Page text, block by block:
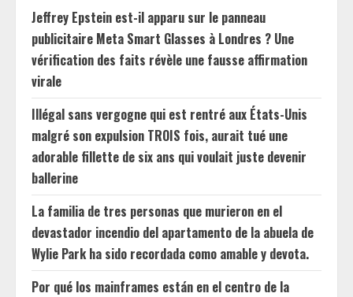
Jeffrey Epstein est-il apparu sur le panneau
publicitaire Meta Smart Glasses à Londres ? Une
vérification des faits révèle une fausse affirmation
virale
Illégal sans vergogne qui est rentré aux États-Unis
malgré son expulsion TROIS fois, aurait tué une
adorable fillette de six ans qui voulait juste devenir
ballerine
La familia de tres personas que murieron en el
devastador incendio del apartamento de la abuela de
Wylie Park ha sido recordada como amable y devota.
Por qué los mainframes están en el centro de la